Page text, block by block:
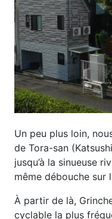
Un peu plus loin,
de Tora-san
jusqu’à la sinueuse
même débouche sur
À partir de là,
cyclable la plus